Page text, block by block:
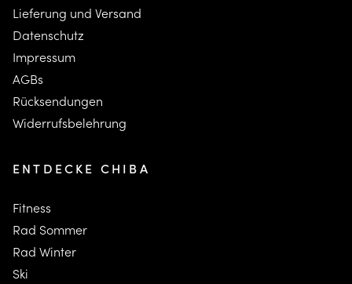
Lieferung und Versand
Datenschutz
Impressum
AGBs
Rücksendungen
Widerrufsbelehrung
ENTDECKE CHIBA
Fitness
Rad Sommer
Rad Winter
Ski